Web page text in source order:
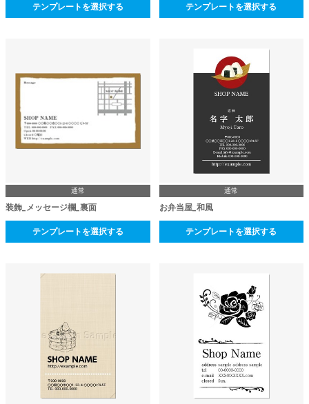
テンプレートを選択する テンプレートを選択する
通常
装飾_メッセージ欄_裏面
テンプレートを選択する
通常
お弁当屋_和風
テンプレートを選択する